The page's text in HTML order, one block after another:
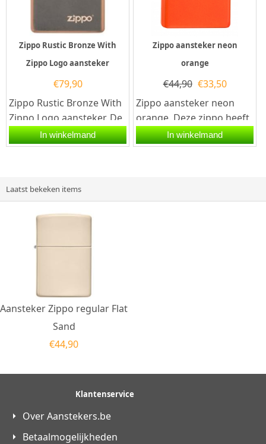
Zippo Rustic Bronze With
Zippo Logo aansteker
€79,90
Zippo Rustic Bronze With
Zippo Logo aansteker. De
Zippo Rustic Bronze With
Zippo Logo aansteker...
In winkelmand
Zippo aansteker neon
orange
€44,90 €33,50
Zippo aansteker neon
orange. Deze zippo heeft
een neon oranje coating
rondom heel...
In winkelmand
Laatst bekeken items
Aansteker Zippo regular Flat
Sand
€44,90
Klantenservice
Over Aanstekers.be
Betaalmogelijkheden